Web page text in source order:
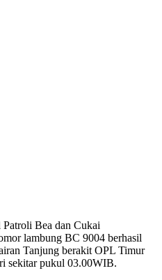
Bea dan Cukai
lambung BC 9004 berhasil
Tanjung berakit OPL Timur
sekitar pukul 03.00WIB.